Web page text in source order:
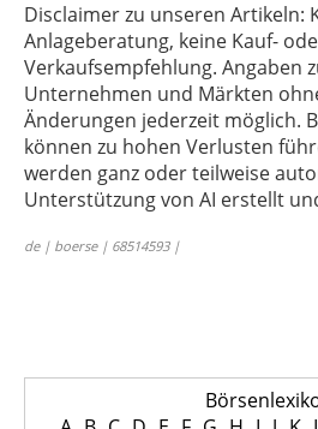
Disclaimer zu unseren Artikeln:
Anlageberatung, keine Kauf-
Verkaufsempfehlung. Angaben
Unternehmen und Märkten
Änderungen jederzeit möglich.
können zu hohen Verlusten
werden ganz oder teilweise
Unterstützung von AI erstellt
de | boerse | 68514593 |